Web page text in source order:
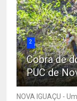
2
Cobra de
PUC de
NOVA IGUAÇU -